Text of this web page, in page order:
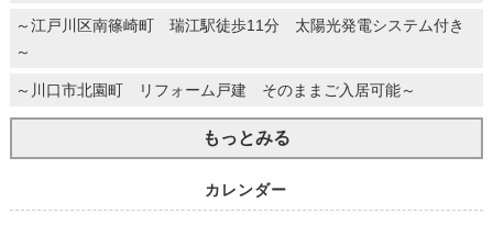
～江戸川区南篠崎町 瑞江駅徒歩11分 太陽光発電システム付き
～
～川口市北園町 リフォーム戸建 そのままご入居可能～
もっとみる
カレンダー